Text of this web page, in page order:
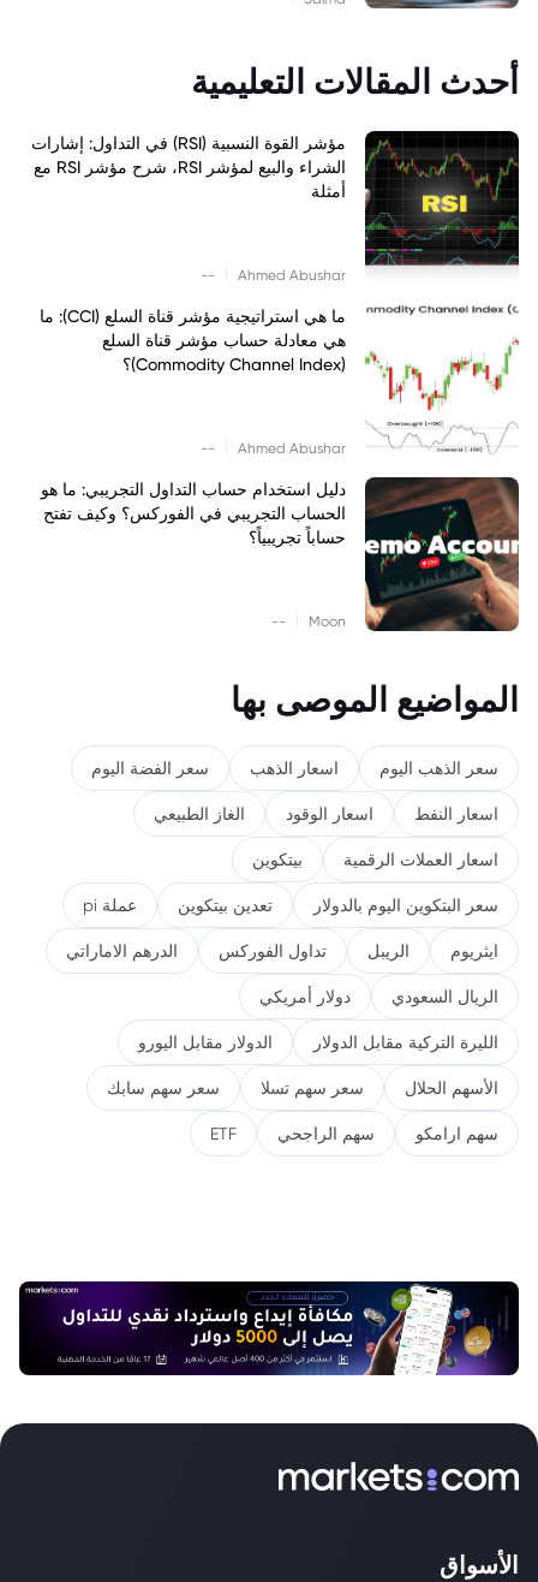
أحدث المقالات التعليمية
مؤشر القوة النسبية (RSI) في التداول: إشارات
الشراء والبيع لمؤشر RSI، شرح مؤشر RSI مع
أمثلة
Ahmed Abushar
--
ما هي استراتيجية مؤشر قناة السلع (CCI): ما
هي معادلة حساب مؤشر قناة السلع
(Commodity Channel Index)؟
Ahmed Abushar
--
دليل استخدام حساب التداول التجريبي: ما هو
الحساب التجريبي في الفوركس؟ وكيف تفتح
حساباً تجريبياً؟
Moon
--
المواضيع الموصى بها
سعر الذهب اليوم اسعار الذهب سعر الفضة اليوم
اسعار النفط اسعار الوقود الغاز الطبيعي
اسعار العملات الرقمية بيتكوين
سعر البتكوين اليوم بالدولار تعدين بيتكوين عملة pi
ايثريوم الريبل تداول الفوركس الدرهم الاماراتي
الريال السعودي دولار أمريكي
الليرة التركية مقابل الدولار الدولار مقابل اليورو
الأسهم الحلال سعر سهم تسلا سعر سهم سابك
سهم ارامكو سهم الراجحي ETF
الأسواق